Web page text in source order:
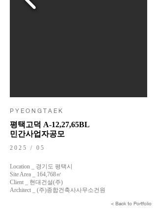
P Y E O N G T A E K
평택고덕 A-12,27,65BL
민간사업자공모
2025 / 05
Location _ 경기도 평택시
Site Area _ 164,768㎡
Client _ 현대건설(주)
Architect _ (주)종합건축사사무소건원
< Back to Portfolio